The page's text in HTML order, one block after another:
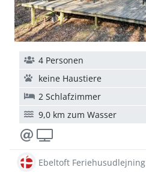
4 Personen
keine Haustiere
2 Schlafzimmer
9,0 km zum Wasser
Ebeltoft Feriehusudlejning